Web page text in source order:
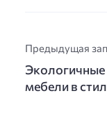
Предыдущая
мебели в